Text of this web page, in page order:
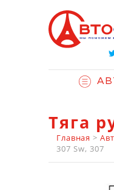
Тяга
Главная >
307 Sw, 307